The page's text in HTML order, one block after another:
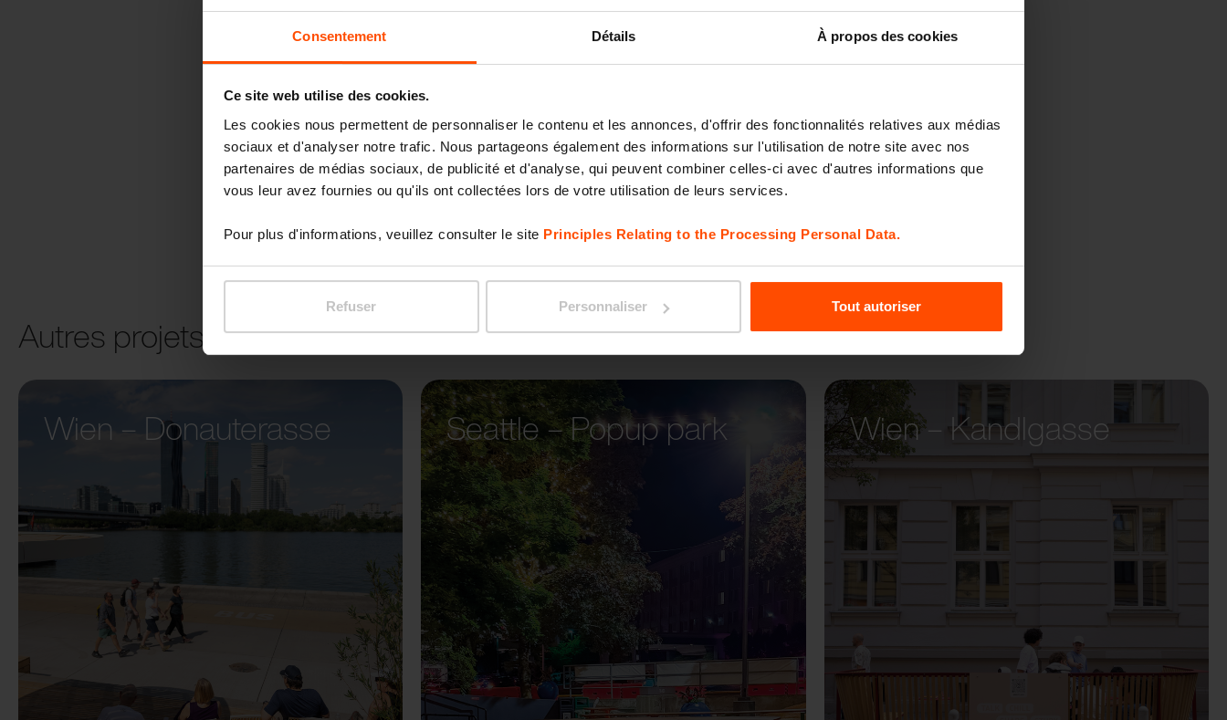
Consentement Détails À propos des cookies
Ce site web utilise des cookies.
Les cookies nous permettent de personnaliser le contenu et les annonces, d'offrir des fonctionnalités relatives aux médias
sociaux et d'analyser notre trafic. Nous partageons également des informations sur l'utilisation de notre site avec nos
partenaires de médias sociaux, de publicité et d'analyse, qui peuvent combiner celles-ci avec d'autres informations que
vous leur avez fournies ou qu'ils ont collectées lors de votre utilisation de leurs services.
Pour plus d'informations, veuillez consulter le site Principles Relating to the Processing Personal Data.
Refuser Personnaliser Tout autoriser
PORTIQOA
Autres projets
Wien – Donauterasse
Seattle – Popup park Wien – Kandlgasse